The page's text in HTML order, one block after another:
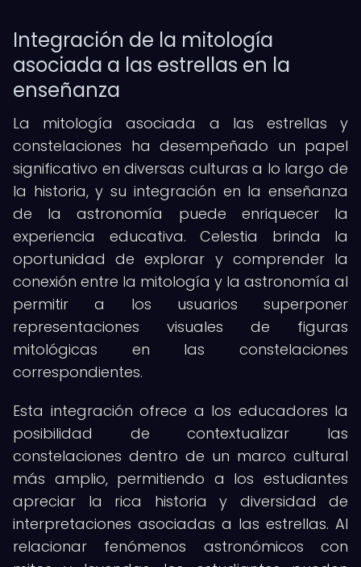
Integración de la mitología
asociada a las estrellas en la
enseñanza
La mitología asociada a las estrellas y
constelaciones ha desempeñado un papel
significativo en diversas culturas a lo largo de
la historia, y su integración en la enseñanza
de la astronomía puede enriquecer la
experiencia educativa. Celestia brinda la
oportunidad de explorar y comprender la
conexión entre la mitología y la astronomía al
permitir a los usuarios superponer
representaciones visuales de figuras
mitológicas en las constelaciones
correspondientes.
Esta integración ofrece a los educadores la
posibilidad de contextualizar las
constelaciones dentro de un marco cultural
más amplio, permitiendo a los estudiantes
apreciar la rica historia y diversidad de
interpretaciones asociadas a las estrellas. Al
relacionar fenómenos astronómicos con